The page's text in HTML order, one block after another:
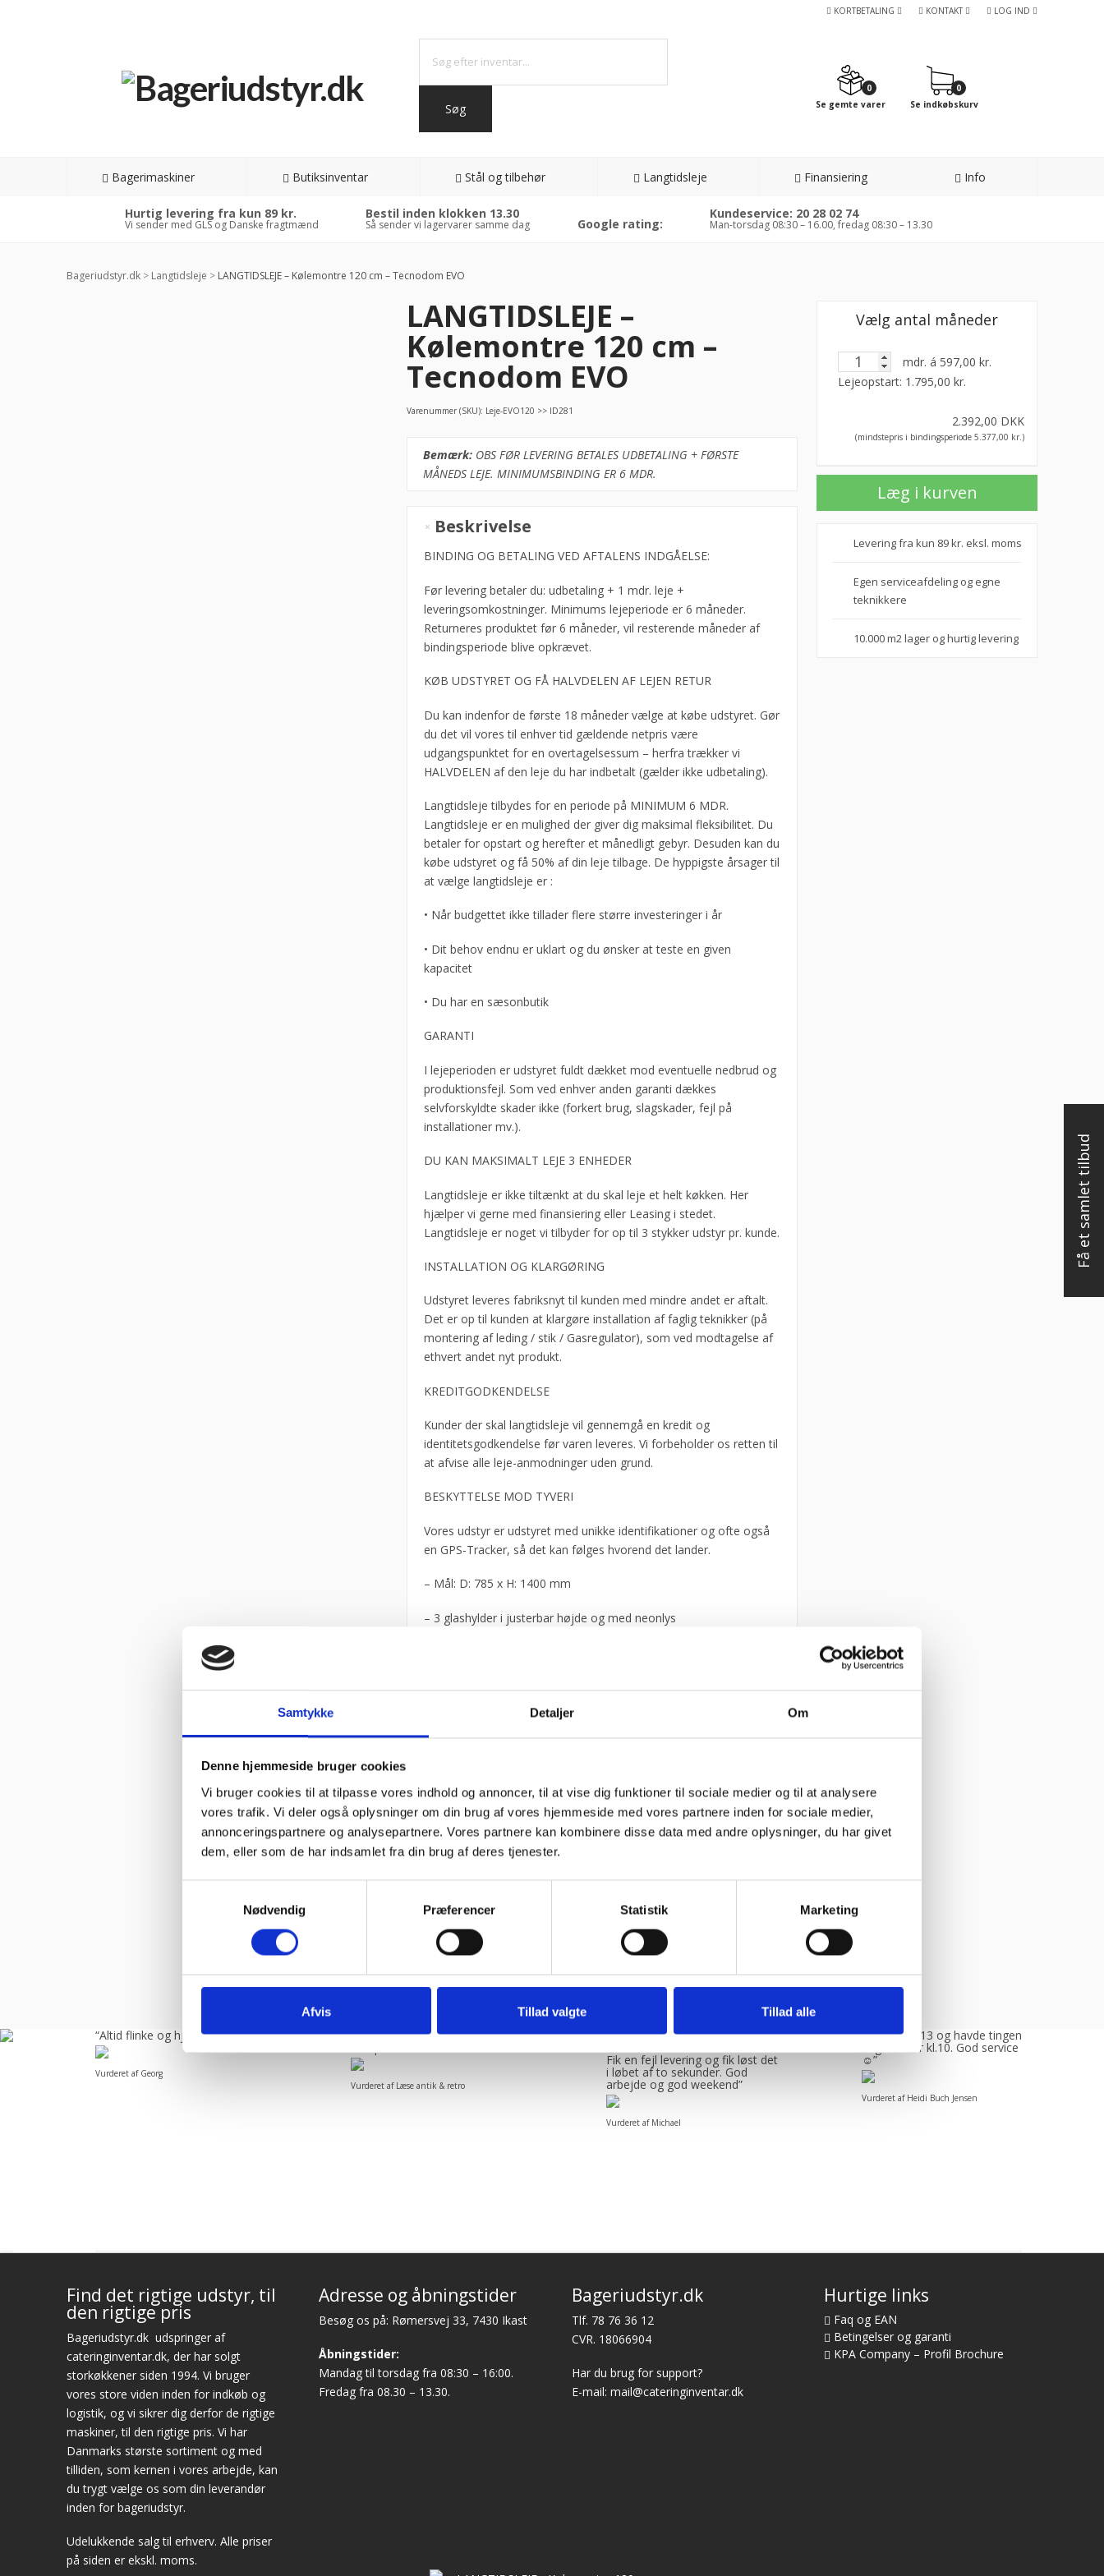
Samtykke Detaljer Om
Denne hjemmeside bruger cookies
Vi bruger cookies til at tilpasse vores indhold og annoncer, til at vise dig funktioner til sociale medier og til at analysere
vores trafik. Vi deler også oplysninger om din brug af vores hjemmeside med vores partnere inden for sociale medier,
annonceringspartnere og analysepartnere. Vores partnere kan kombinere disse data med andre oplysninger, du har givet
dem, eller som de har indsamlet fra din brug af deres tjenester.
Nødvendig
Præferencer Statistik Marketing
Afvis Tillad valgte Tillad alle
KORTBETALING KONTAKT LOG IND
0
Se gemte varer
0
Se indkøbskurv
Bagerimaskiner Butiksinventar Stål og tilbehør Langtidsleje Finansiering Info
Hurtig levering fra kun 89 kr.
Vi sender med GLS og Danske fragtmænd
Bestil inden klokken 13.30
Så sender vi lagervarer samme dag Google rating:
Kundeservice: 20 28 02 74
Man-torsdag 08:30 – 16.00, fredag 08:30 – 13.30
Bageriudstyr.dk > Langtidsleje >LANGTIDSLEJE – Kølemontre 120 cm – Tecnodom EVO
LANGTIDSLEJE –
Kølemontre 120 cm –
Tecnodom EVO
Varenummer (SKU): Leje-EVO120 >> ID281
Bemærk:OBS FØR LEVERING BETALES UDBETALING + FØRSTE
MÅNEDS LEJE. MINIMUMSBINDING ER 6 MDR.
Kølemontre
Tecnodom
EVO
Beskrivelse
BINDING OG BETALING VED AFTALENS INDGÅELSE:
Før levering betaler du: udbetaling + 1 mdr. leje +
leveringsomkostninger. Minimums lejeperiode er 6 måneder.
Returneres produktet før 6 måneder, vil resterende måneder af
bindingsperiode blive opkrævet.
KØB UDSTYRET OG FÅ HALVDELEN AF LEJEN RETUR
Du kan indenfor de første 18 måneder vælge at købe udstyret. Gør
du det vil vores til enhver tid gældende netpris være
udgangspunktet for en overtagelsessum – herfra trækker vi
HALVDELEN af den leje du har indbetalt (gælder ikke udbetaling).
Langtidsleje tilbydes for en periode på MINIMUM 6 MDR.
Langtidsleje er en mulighed der giver dig maksimal fleksibilitet. Du
betaler for opstart og herefter et månedligt gebyr. Desuden kan du
købe udstyret og få 50% af din leje tilbage. De hyppigste årsager til
at vælge langtidsleje er :
• Når budgettet ikke tillader flere større investeringer i år
• Dit behov endnu er uklart og du ønsker at teste en given
kapacitet
• Du har en sæsonbutik
GARANTI
I lejeperioden er udstyret fuldt dækket mod eventuelle nedbrud og
produktionsfejl. Som ved enhver anden garanti dækkes
selvforskyldte skader ikke (forkert brug, slagskader, fejl på
installationer mv.).
DU KAN MAKSIMALT LEJE 3 ENHEDER
Langtidsleje er ikke tiltænkt at du skal leje et helt køkken. Her
hjælper vi gerne med finansiering eller Leasing i stedet.
Langtidsleje er noget vi tilbyder for op til 3 stykker udstyr pr. kunde.
INSTALLATION OG KLARGØRING
Udstyret leveres fabriksnyt til kunden med mindre andet er aftalt.
Det er op til kunden at klargøre installation af faglig teknikker (på
montering af leding / stik / Gasregulator), som ved modtagelse af
ethvert andet nyt produkt.
KREDITGODKENDELSE
Kunder der skal langtidsleje vil gennemgå en kredit og
identitetsgodkendelse før varen leveres. Vi forbeholder os retten til
at afvise alle leje-anmodninger uden grund.
BESKYTTELSE MOD TYVERI
Vores udstyr er udstyret med unikke identifikationer og ofte også
en GPS-Tracker, så det kan følges hvorend det lander.
– Mål: D: 785 x H: 1400 mm
– 3 glashylder i justerbar højde og med neonlys
Stil et spørgsmål til varen her:
Prismatch - Laveste pris!
Finansiering via lån / leasing
Vælg antal måneder
mdr. á 597,00kr.
Lejeopstart: 1.795,00kr.
2.392,00 DKK
(mindstepris i bindingsperiode5.377,00 kr. )
Læg i kurven
Levering fra kun 89 kr. eksl. moms
Egen serviceafdeling og egne
teknikkere
10.000 m2 lager og hurtig levering
“Altid flinke og hjælpsom”
Vurderet af Georg
“Altid søde, hjælpsomme og
Vurderet af Læse antik & retro
“Anette var rigtig sød, venlig og
Fik en fejl levering og fik løst det
i løbet af to sekunder. God
arbejde og god weekend”
Vurderet af Michael
“Bestilte kl.13 og havde tingene
dagen efter kl.10. God service
☺”
Vurderet af Heidi Buch Jensen
Find det rigtige udstyr, til
den rigtige pris
Bageriudstyr.dk udspringer af
cateringinventar.dk, der har solgt
storkøkkener siden 1994. Vi bruger
vores store viden inden for indkøb og
logistik, og vi sikrer dig derfor de rigtige
maskiner, til den rigtige pris. Vi har
Danmarks største sortiment og med
tilliden, som kernen i vores arbejde, kan
du trygt vælge os som din leverandør
inden for bageriudstyr.
Udelukkende salg til erhverv. Alle priser
på siden er ekskl. moms.
Adresse og åbningstider
Besøg os på: Rømersvej 33, 7430 Ikast
Åbningstider:
Mandag til torsdag fra 08:30 – 16:00.
Fredag fra 08.30 – 13.30.
Bageriudstyr.dk
Tlf. 78 76 36 12
CVR. 18066904
Har du brug for support?
E-mail: mail@cateringinventar.dk
Hurtige links
Faq og EAN
Betingelser og garanti
KPA Company – Profil Brochure
Få et samlet tilbud